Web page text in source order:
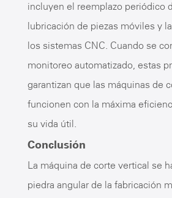
incluyen el reemplazo periódico
lubricación de piezas móviles y
los sistemas CNC. Cuando se
monitoreo automatizado, estas
garantizan que las máquinas de
funcionen con la máxima
su vida útil.
Conclusión
La máquina de corte vertical se
piedra angular de la fabricación